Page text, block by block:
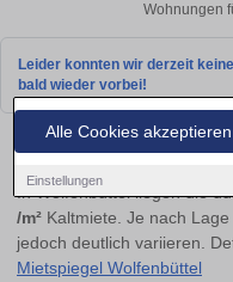
Alle Cookies akzeptieren
Einstellungen
Wohnungen
Leider konnten wir derzeit
bald wieder vorbei!
Wohnung mieten in
In Wolfenbüttel liegen die
/m² Kaltmiete. Je nach
jedoch deutlich variieren.
Mietspiegel Wolfenbüttel